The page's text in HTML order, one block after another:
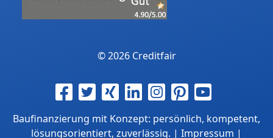
© 2026 Creditfair
Baufinanzierung mit Konzept: persönlich, kompetent,
lösungsorientiert, zuverlässig. | Impressum |